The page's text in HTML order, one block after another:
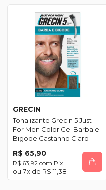
GRECIN
Tonalizante Grecin 5 Just
For Men Color Gel Barba e
Bigode Castanho Claro
R$ 65,90
R$ 63,92 com Pix
7x de R$ 11,38